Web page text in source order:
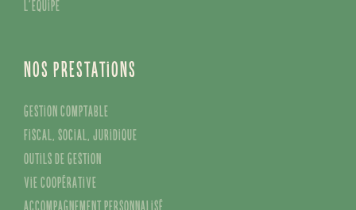
Notre coopérative
Notre manifeste
Nous rejoindre
L’équipe
Nos prestations